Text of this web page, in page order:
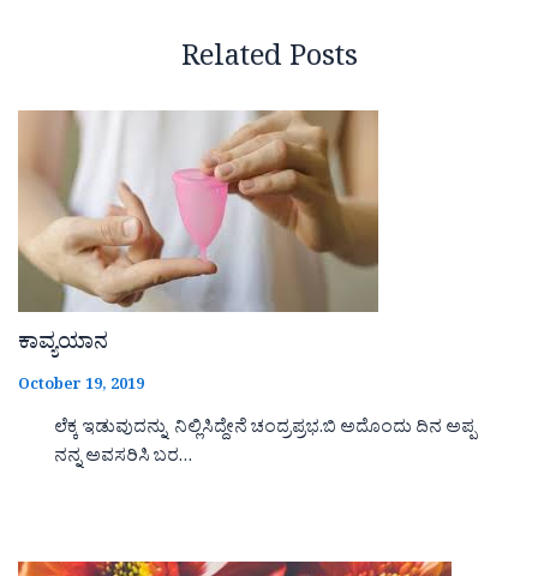
Related Posts
ಕಾವ್ಯಯಾನ
October 19, 2019
ಲೆಕ್ಕ ಇಡುವುದನ್ನು ನಿಲ್ಲಿಸಿದ್ದೇನೆ ಚಂದ್ರಪ್ರಭ.ಬಿ ಅದೊಂದು ದಿನ ಅಪ್ಪ
ನನ್ನ ಅವಸರಿಸಿ ಬರ…